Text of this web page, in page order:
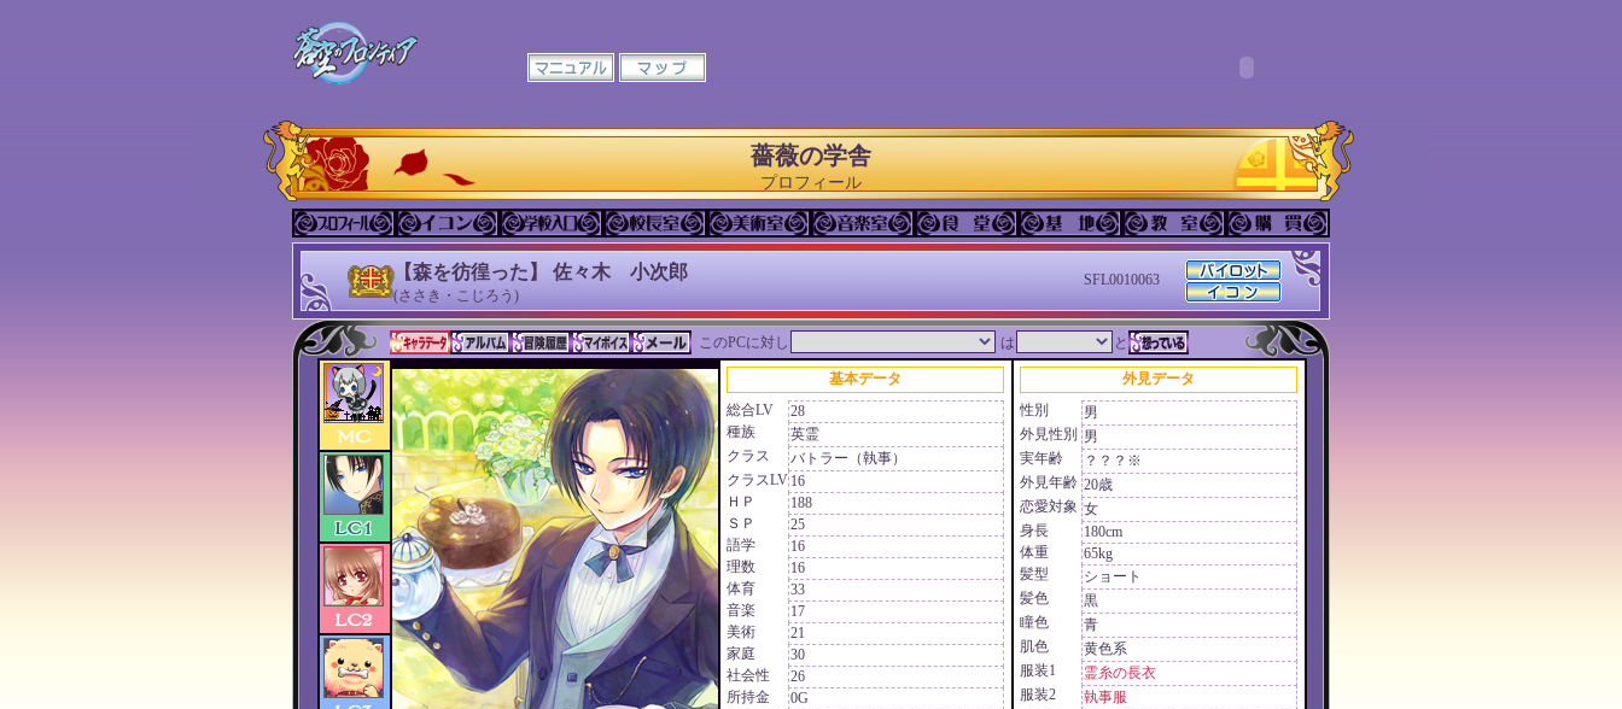
薔薇の学舎
プロフィール
【森を彷徨った】 佐々木 小次郎
(ささき・こじろう)
SFL0010063
このPCに対し は と
基本データ
総合LV
28
種族
英霊
クラス
バトラー（執事）
クラスLV 16
ＨＰ
188
ＳＰ
25
語学
16
理数
16
体育
33
音楽
17
美術
21
家庭
30
社会性
26
所持金
0G
外見データ
性別
男
外見性別
男
実年齢
？？？※
外見年齢 20歳
恋愛対象 女
身長
180cm
体重
65kg
髪型
ショート
髪色
黒
瞳色
青
肌色
黄色系
服装1
霊糸の長衣
服装2
執事服